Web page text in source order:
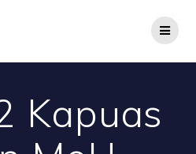
Kapuas